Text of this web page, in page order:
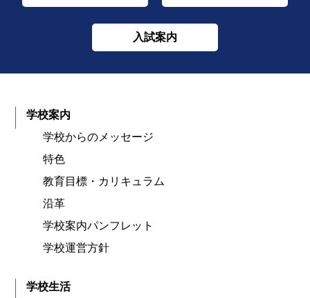
入試案内
学校案内
学校からのメッセージ
特色
教育目標・カリキュラム
沿革
学校案内パンフレット
学校運営方針
学校生活